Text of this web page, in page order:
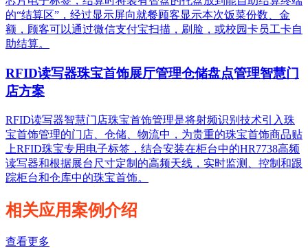
的“结算区”，经过显示屏向就餐顾客显示本次饭菜份数、金
额，顾客可以通过微信支付宝扫描，刷脸，或校园卡员工卡自
助结算。
RFID读写器珠宝首饰展厅管理仓储盘点管理智慧门
店方案
RFID读写器智慧门店珠宝首饰管理是将射频识别技术引入珠
宝首饰管理的门店、仓储、物流中，为贵重的珠宝首饰商品贴
上RFID珠宝专用电子标签，结合安装在柜台中的HR7738高频
读写器和根据展台尺寸定制的高频天线，实时监测、控制和跟
踪柜台和仓库中的珠宝首饰。
相关应用案例介绍
查看更多